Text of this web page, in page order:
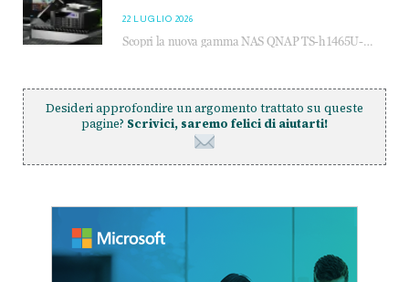
22 LUGLIO 2026
Scopri la nuova gamma NAS QNAP TS-h1465U-RP, TS-h1065eU e TS-h665U: storage aziendale con ZFS, DDR5, E1.S NVMe e connettività 2.5GbE per backup, virtualizzazione e cybersecurity.
Desideri approfondire un argomento trattato su queste
pagine? Scrivici, saremo felici di aiutarti!